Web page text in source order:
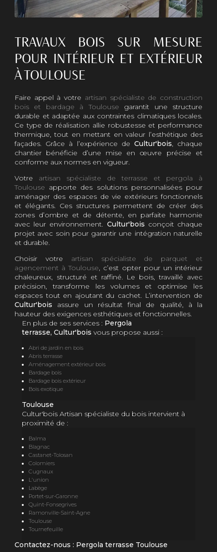
TRAVAUX BOIS SUR MESURE
POUR INTÉRIEUR ET EXTÉRIEUR
À TOULOUSE
Faire appel à votre artisan spécialiste de construction
bois et bardage à Toulouse garantit une structure
durable et adaptée aux contraintes climatiques locales.
Ce type de réalisation allie robustesse et performance
thermique, tout en mettant en valeur l’esthétique des
façades. Grâce à l’expérience de Cultur'bois, chaque
chantier bénéficie d’une mise en œuvre précise et
conforme aux normes en vigueur.
Votre artisan spécialiste de terrasse et pergola à
Toulouse apporte des solutions personnalisées pour
aménager des espaces de vie extérieurs fonctionnels
et élégants. Ces structures permettent de créer des
zones d’ombre et de détente, en parfaite harmonie
avec leur environnement. Cultur'bois conçoit chaque
projet avec soin pour garantir une intégration naturelle
et durable.
Choisir votre artisan spécialiste de parquet et
agencement à Toulouse, c’est opter pour un intérieur
chaleureux, structuré et raffiné. Le bois, travaillé avec
précision, transforme les volumes et optimise les
espaces tout en ajoutant du cachet. L’intervention de
Cultur'bois assure un résultat final de qualité, à la
hauteur des exigences esthétiques et fonctionnelles.
En plus de ses services : Pergola
terrasse, Cultur'bois vous propose aussi :
Abri de jardin en bois
Abris terrasse
Aménagement extérieur bois
Bardage bois
Bardage bois extérieur
Bois exotique
Toulouse
Cultur'bois Artisan spécialiste du bois intervient à
proximité de :
Balma
Blagnac
Castanet-Tolosan
Colomiers
Cugnaux
L'union
Labège
Portet-sur-Garonne
Quint-Fonsegrives
Ramonville-Saint-Agne
Toulouse
Tournefeuille
Contactez-nous : Pergola terrasse Toulouse